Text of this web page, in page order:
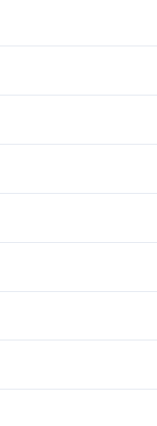
adelantado después del diagnóstico.